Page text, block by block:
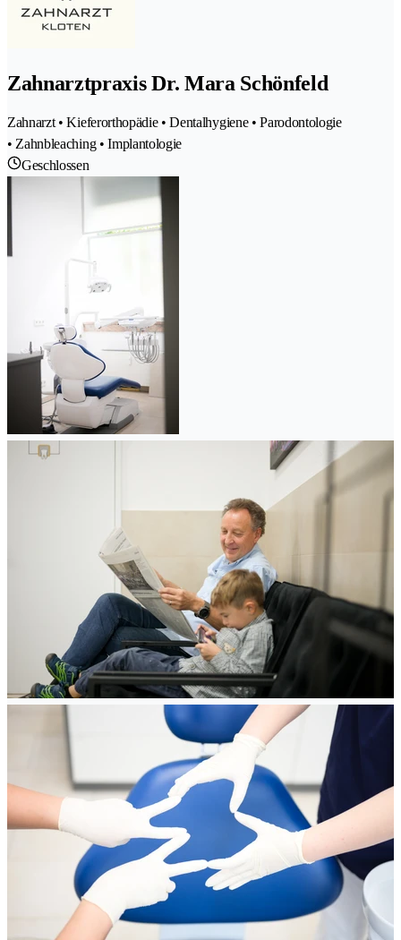
Zahnarztpraxis Dr. Mara Schönfeld
Zahnarzt • Kieferorthopädie • Dentalhygiene • Parodontologie
• Zahnbleaching • Implantologie
Geschlossen